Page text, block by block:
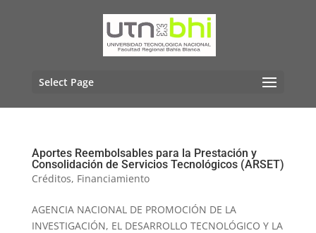
Select Page
Aportes Reembolsables para la Prestación y
Consolidación de Servicios Tecnológicos (ARSET)
Créditos, Financiamiento
AGENCIA NACIONAL DE PROMOCIÓN DE LA
INVESTIGACIÓN, EL DESARROLLO TECNOLÓGICO Y LA